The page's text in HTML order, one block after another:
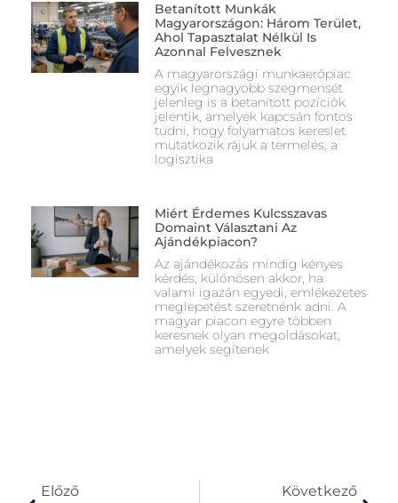
Betanított Munkák
Magyarországon: Három Terület,
Ahol Tapasztalat Nélkül Is
Azonnal Felvesznek
A magyarországi munkaerőpiac
egyik legnagyobb szegmensét
jelenleg is a betanított pozíciók
jelentik, amelyek kapcsán fontos
tudni, hogy folyamatos kereslet
mutatkozik rájuk a termelés, a
logisztika
Miért Érdemes Kulcsszavas
Domaint Választani Az
Ajándékpiacon?
Az ajándékozás mindig kényes
kérdés, különösen akkor, ha
valami igazán egyedi, emlékezetes
meglepetést szeretnénk adni. A
magyar piacon egyre többen
keresnek olyan megoldásokat,
amelyek segítenek
Előző Következő